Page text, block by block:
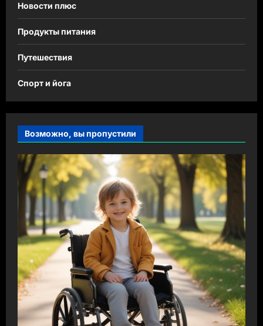
Новости плюс
Продукты питания
Путешествия
Спорт и йога
Возможно, вы пропустили